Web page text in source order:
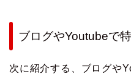
ブログやYoutubeで
次に紹介する、ブログや